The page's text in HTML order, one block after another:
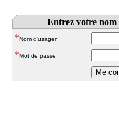
Entrez votre nom
*Nom d'usager
*Mot de passe